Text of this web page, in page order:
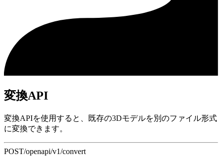
変換API
変換APIを使用すると、既存の3Dモデルを別のファイル形式
に変換できます。
POST/openapi/v1/convert